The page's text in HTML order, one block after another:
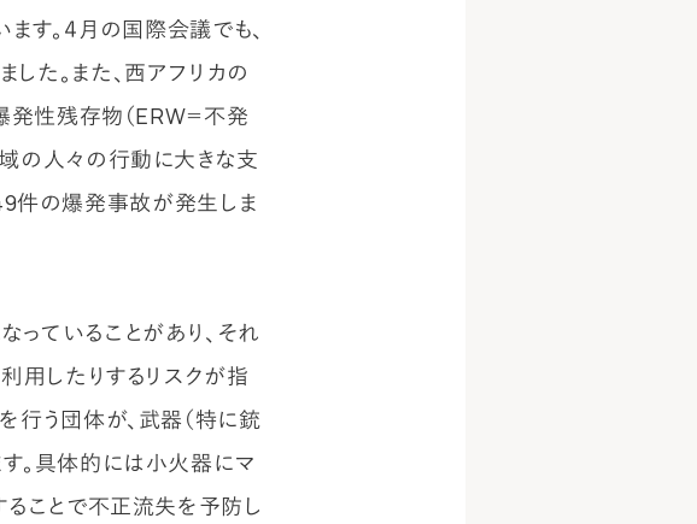
す。４月の国際会議でも、
た。また、西アフリカの
発性残存物（ERW＝不発
の人々の行動に大きな支
件の爆発事故が発生しま
ていることがあり、それ
用したりするリスクが指
行う団体が、武器（特に銃
。具体的には小火器にマ
ることで不正流失を予防し